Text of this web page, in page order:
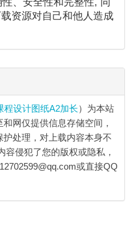
资源对自己和他人造成
程设计图纸A2加长）为本站
和网仅提供信息存储空间，
处理，对上载内容本身不
容侵犯了您的版权或隐私，
或直接QQ